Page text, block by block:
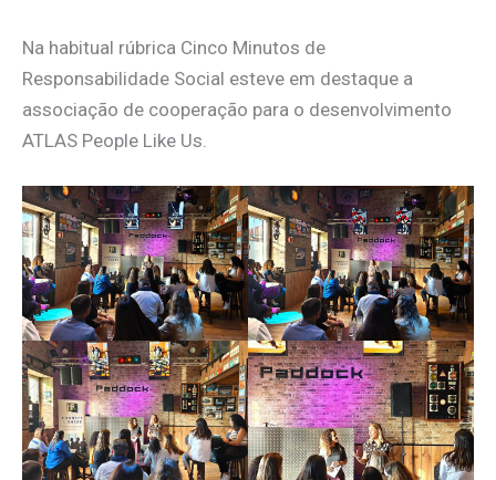
Na habitual rúbrica Cinco Minutos de
Responsabilidade Social esteve em destaque a
associação de cooperação para o desenvolvimento
ATLAS People Like Us.